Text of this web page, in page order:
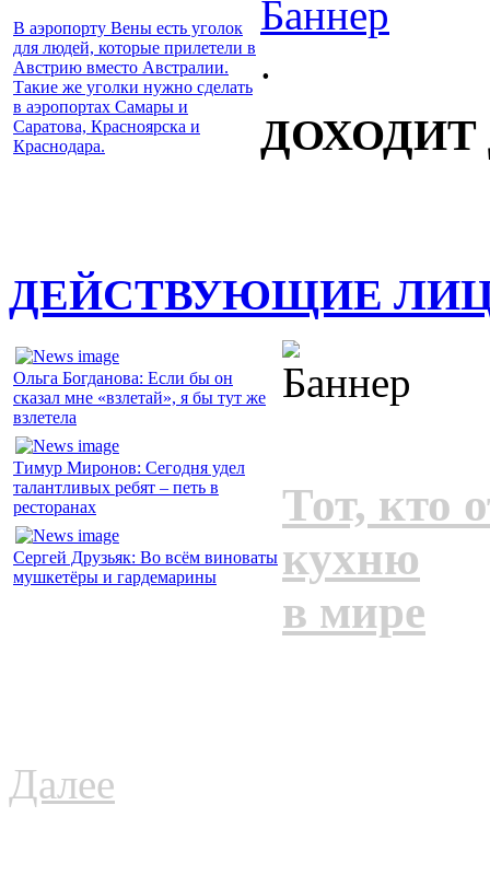
В аэропорту Вены есть уголок
для людей, которые прилетели в
Австрию вместо Австралии.
Такие же уголки нужно сделать
в аэропортах Самары и
Саратова, Красноярска и
Краснодара.
.
ДЕЙСТВУЮЩИЕ
Ольга Богданова: Если бы он
сказал мне «взлетай», я бы тут же
взлетела
Тимур Миронов: Сегодня удел
талантливых ребят – петь в
ресторанах
Сергей Друзьяк: Во всём виноваты
мушкетёры и гардемарины
Тот, кто
кухню
в мире
Далее